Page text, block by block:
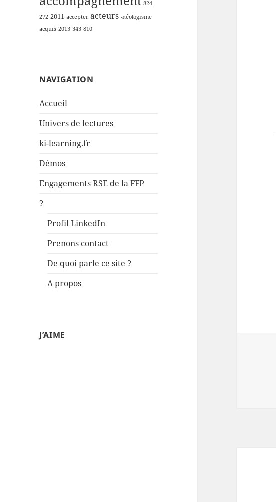
824
272 2011 accepter acteurs -néologisme
acquis 2013 343 810
NAVIGATION
Accueil
Univers de lectures
ki-learning.fr
Démos
Engagements RSE de la FFP
?
Profil LinkedIn
Prenons contact
De quoi parle ce site ?
A propos
J’AIME